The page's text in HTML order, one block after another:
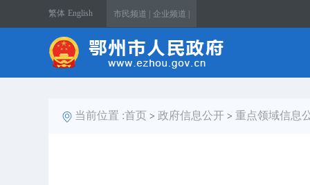
繁体 English 市民频道 | 企业频道 |
当前位置 :首页 > 政府信息公开 > 重点领域信息